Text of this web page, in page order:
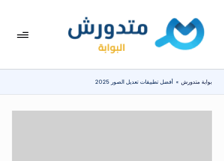
المحتوىبوا
مت
دو
ر
تعرف
المنزلية
يومياً
بوابة متدورش » أفضل تطبيقات تعديل الصور 2025